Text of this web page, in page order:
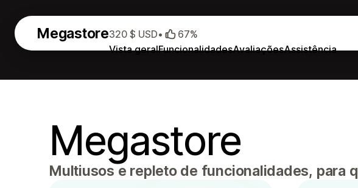
Megastore
Vista geralFuncionalidadesAvaliaçõesAssistência
320 $ USD• 67%
Megastore
Multiusos e repleto de funcionalidades, para